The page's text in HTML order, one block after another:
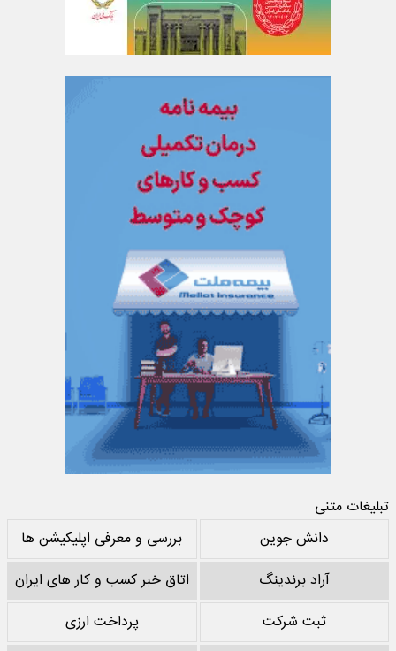
تبلیغات متنی
دانش جوین
بررسی و معرفی اپلیکیشن ها
آراد برندینگ
اتاق خبر کسب و کار های ایران
ثبت شرکت
پرداخت ارزی